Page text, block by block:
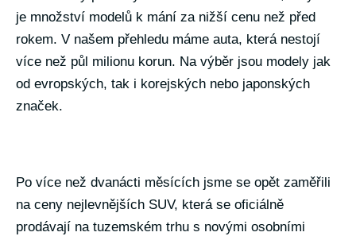
je množství modelů k mání za nižší cenu než před
rokem. V našem přehledu máme auta, která nestojí
více než půl milionu korun. Na výběr jsou modely jak
od evropských, tak i korejských nebo japonských
značek.
Po více než dvanácti měsících jsme se opět zaměřili
na ceny nejlevnějších SUV, která se oficiálně
prodávají na tuzemském trhu s novými osobními